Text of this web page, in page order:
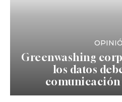
Greenwashing
los datos
comunicación